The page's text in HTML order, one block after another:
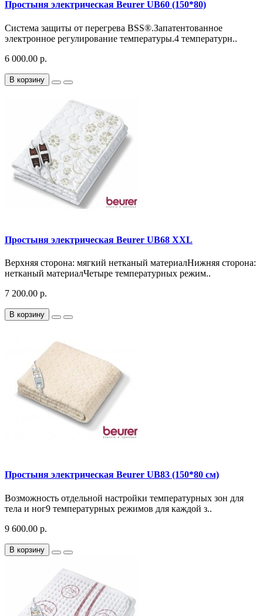
Простыня электрическая Beurer UB60 (150*80)
Система защиты от перегрева BSS®.Запатентованное
электронное регулирование температуры.4 температурн..
6 000.00 р.
В корзину
Простыня электрическая Beurer UB68 XXL
Верхняя сторона: мягкий нетканый материалНижняя сторона:
нетканый материалЧетыре температурных режим..
7 200.00 р.
В корзину
Простыня электрическая Beurer UB83 (150*80 см)
Возможность отдельной настройки температурных зон для
тела и ног9 температурных режимов для каждой з..
9 600.00 р.
В корзину